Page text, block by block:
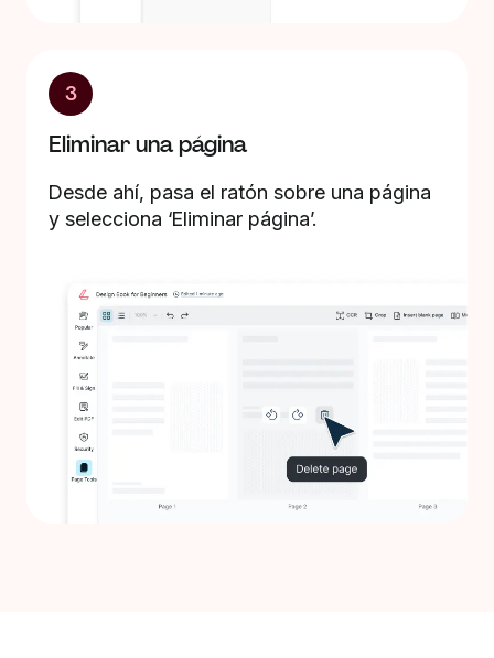
3
Eliminar una página
Desde ahí, pasa el ratón sobre una página
y selecciona ‘Eliminar página’.